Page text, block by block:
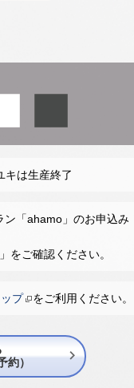
キは生産終了
「ahamo」のお申込み
」をご確認ください。
プ をご利用ください。
約）
